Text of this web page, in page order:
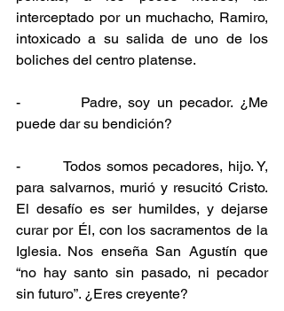
interceptado por un muchacho, Ramiro,
intoxicado a su salida de uno de los
boliches del centro platense.
-         Padre, soy un pecador. ¿Me
puede dar su bendición?
-         Todos somos pecadores, hijo. Y,
para salvarnos, murió y resucitó Cristo.
El desafío es ser humildes, y dejarse
curar por Él, con los sacramentos de la
Iglesia. Nos enseña San Agustín que
“no hay santo sin pasado, ni pecador
sin futuro”. ¿Eres creyente?